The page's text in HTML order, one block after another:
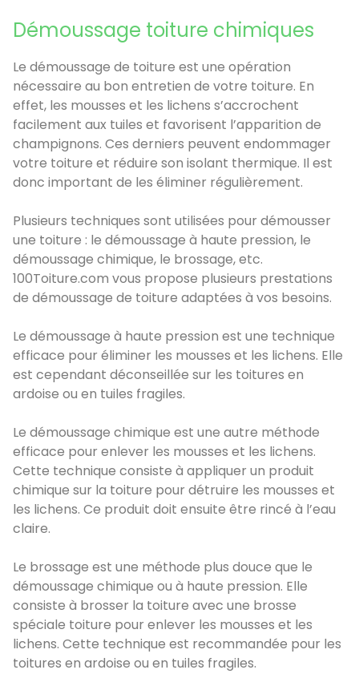
Démoussage toiture chimiques
Le démoussage de toiture est une opération
nécessaire au bon entretien de votre toiture. En
effet, les mousses et les lichens s’accrochent
facilement aux tuiles et favorisent l’apparition de
champignons. Ces derniers peuvent endommager
votre toiture et réduire son isolant thermique. Il est
donc important de les éliminer régulièrement.
Plusieurs techniques sont utilisées pour démousser
une toiture : le démoussage à haute pression, le
démoussage chimique, le brossage, etc.
100Toiture.com vous propose plusieurs prestations
de démoussage de toiture adaptées à vos besoins.
Le démoussage à haute pression est une technique
efficace pour éliminer les mousses et les lichens. Elle
est cependant déconseillée sur les toitures en
ardoise ou en tuiles fragiles.
Le démoussage chimique est une autre méthode
efficace pour enlever les mousses et les lichens.
Cette technique consiste à appliquer un produit
chimique sur la toiture pour détruire les mousses et
les lichens. Ce produit doit ensuite être rincé à l’eau
claire.
Le brossage est une méthode plus douce que le
démoussage chimique ou à haute pression. Elle
consiste à brosser la toiture avec une brosse
spéciale toiture pour enlever les mousses et les
lichens. Cette technique est recommandée pour les
toitures en ardoise ou en tuiles fragiles.